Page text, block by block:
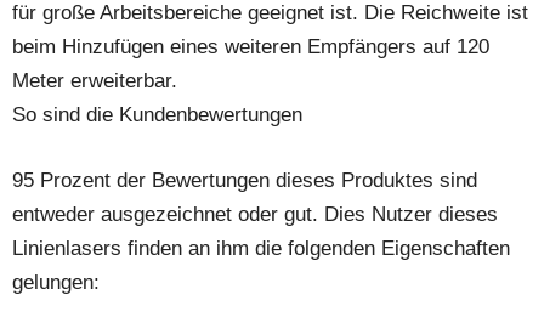
für große Arbeitsbereiche geeignet ist. Die Reichweite ist
beim Hinzufügen eines weiteren Empfängers auf 120
Meter erweiterbar.
So sind die Kundenbewertungen
95 Prozent der Bewertungen dieses Produktes sind
entweder ausgezeichnet oder gut. Dies Nutzer dieses
Linienlasers finden an ihm die folgenden Eigenschaften
gelungen: